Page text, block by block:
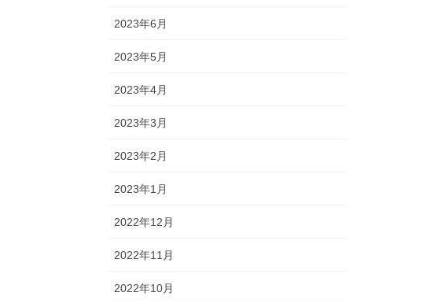
2023年6月
2023年5月
2023年4月
2023年3月
2023年2月
2023年1月
2022年12月
2022年11月
2022年10月